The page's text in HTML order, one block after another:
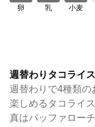
卵 乳 小麦
週替わりタコライス
週替わりで4種類の
楽しめるタコライ
真はバッファロー